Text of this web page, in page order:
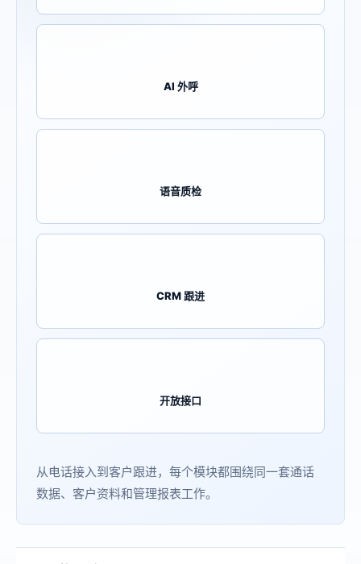
AI 外呼
语音质检
CRM 跟进
开放接口
从电话接入到客户跟进，每个模块都围绕同一套通话
数据、客户资料和管理报表工作。